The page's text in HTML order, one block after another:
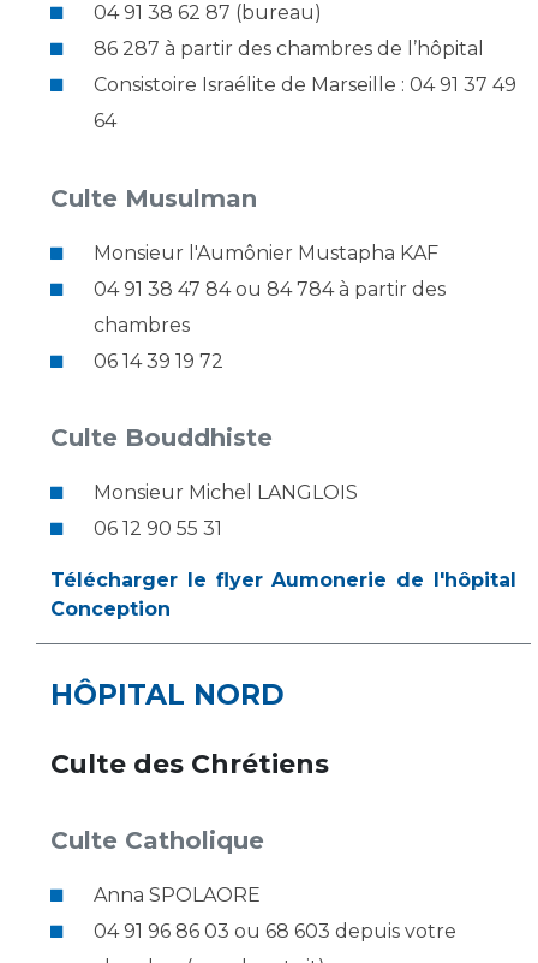
Nos indicateurs qualité et de sécurité des soins
Protection des données
Les recherches en santé à l’AP-HM
04 91 38 62 87 (bureau)
86 287 à partir des chambres de l’hôpital
Consistoire Israélite de Marseille : 04 91 37 49
64
Culte Musulman
Monsieur l'Aumônier Mustapha KAF
04 91 38 47 84 ou 84 784 à partir des
chambres
06 14 39 19 72
Culte Bouddhiste
Monsieur Michel LANGLOIS
06 12 90 55 31
Télécharger le flyer Aumonerie de l'hôpital
Conception
HÔPITAL NORD
Culte des Chrétiens
Culte Catholique
Anna SPOLAORE
04 91 96 86 03 ou 68 603 depuis votre